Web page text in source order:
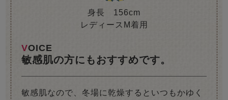
身長 156cm
レディースM着用
VOICE
敏感肌の方にもおすすめです。
敏感肌なので、冬場に乾燥するといつもかゆく